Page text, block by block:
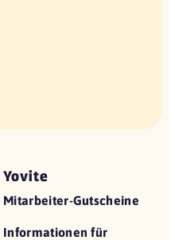
Yovite
Mitarbeiter-Gutscheine
Informationen für